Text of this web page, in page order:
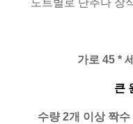
도트별로 단추나 장
가로 45 *
큰
수량 2개 이상 짝